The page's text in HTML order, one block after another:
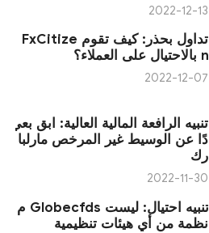
2022-12-13
تداول بحذر: كيف تقوم FxCitize
n بالاحتيال على العملاء؟
2022-12-07
تنبيه الرافعة المالية العالية: ابق بعي
دًا عن الوسيط غير المرخص مارلبا
رك
2022-11-30
تنبيه احتيال: ليست Globecfds م
نظمة من أي هيئات تنظيمية